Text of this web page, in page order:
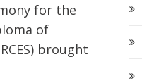
for the
of
brought